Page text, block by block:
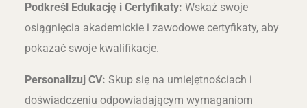
Podkreśl Edukację i Certyfikaty: Wskaż swoje
osiągnięcia akademickie i zawodowe certyfikaty, aby
pokazać swoje kwalifikacje.
Personalizuj CV: Skup się na umiejętnościach i
doświadczeniu odpowiadającym wymaganiom